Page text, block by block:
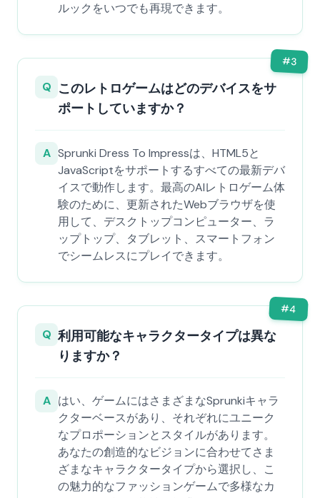
ルックをいつでも再現できます。
#3
Q このレトロゲームはどのデバイスをサ
ポートしていますか？
A Sprunki Dress To Impressは、HTML5と
JavaScriptをサポートするすべての最新デバ
イスで動作します。最高のAIレトロゲーム体
験のために、更新されたWebブラウザを使
用して、デスクトップコンピューター、ラ
ップトップ、タブレット、スマートフォン
でシームレスにプレイできます。
#4
Q 利用可能なキャラクタータイプは異な
りますか？
A はい、ゲームにはさまざまなSprunkiキャラ
クターベースがあり、それぞれにユニーク
なプロポーションとスタイルがあります。
あなたの創造的なビジョンに合わせてさま
ざまなキャラクタータイプから選択し、こ
の魅力的なファッションゲームで多様なカ